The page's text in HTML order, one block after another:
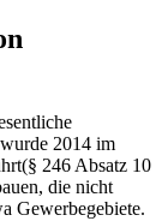
2014 im
246 Absatz 10
die nicht
Gewerbegebiete.